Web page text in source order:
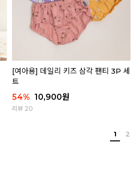
[여아용] 데일리 키즈 삼각 팬티 3P 세
트
54% 10,900원
리뷰 20
1 2